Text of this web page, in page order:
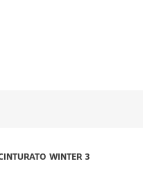
WINTER 3